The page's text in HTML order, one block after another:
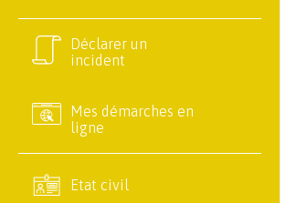
Déclarer un
incident
Mes démarches en
ligne
Etat civil